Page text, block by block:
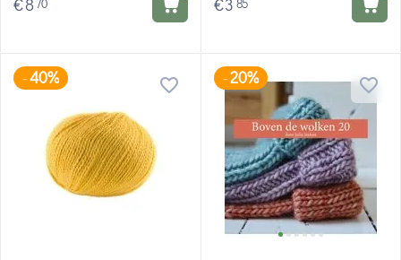
€870 €3 85
-40% -20%